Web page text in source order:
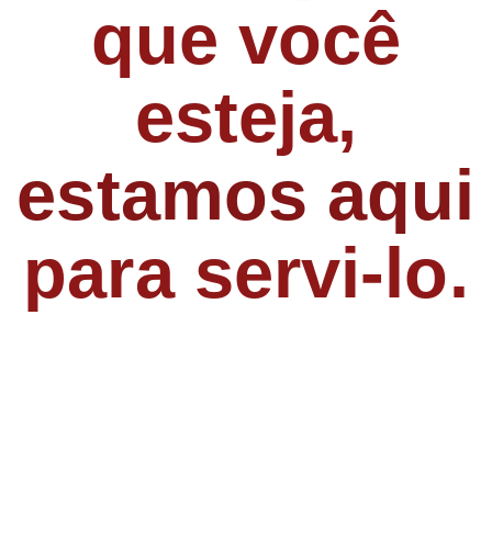
que você
esteja,
estamos aqui
para servi-lo.